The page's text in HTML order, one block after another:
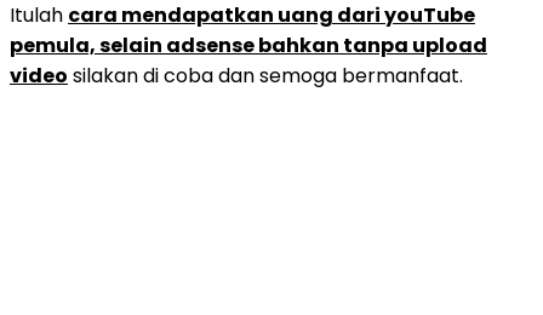
Itulah cara mendapatkan uang dari youTube
pemula, selain adsense bahkan tanpa upload
video silakan di coba dan semoga bermanfaat.